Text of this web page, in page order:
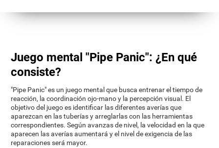
Juego mental "Pipe Panic": ¿En qué
consiste?
"Pipe Panic" es un juego mental que busca entrenar el tiempo de
reacción, la coordinación ojo-mano y la percepción visual. El
objetivo del juego es identificar las diferentes averías que
aparezcan en las tuberías y arreglarlas con las herramientas
correspondientes. Según avanzas de nivel, la velocidad en la que
aparecen las averías aumentará y el nivel de exigencia de las
reparaciones será mayor.